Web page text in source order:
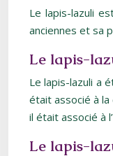
Le lapis-lazuli
anciennes et sa
Le lapis-
Le lapis-lazuli a
était associé à
il était associé à
Le lapis-